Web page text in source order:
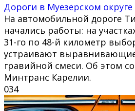
Дороги в Муезерском
На автомобильной дороге
начались работы: на
31-го по 48-й километр
устраивают
гравийной смеси. Об этом
Минтранс Карелии.
034